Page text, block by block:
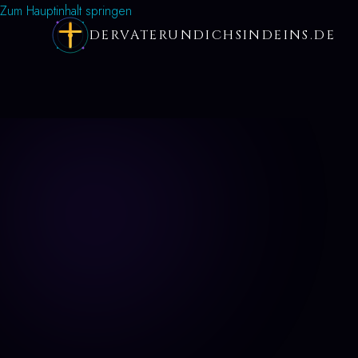
Zum Hauptinhalt springen
DERVATERUNDICHSINDEINS.DE